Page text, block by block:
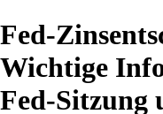
Fed-
Wichtige
Fed-Sitzung